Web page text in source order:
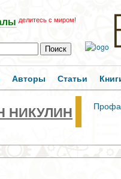
делитесь с миром!
Авторы Статьи
НИКУЛИН